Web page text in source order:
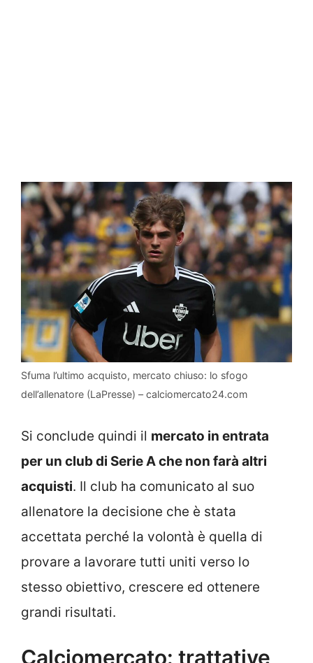
Sfuma l’ultimo acquisto, mercato chiuso: lo sfogo
dell’allenatore (LaPresse) – calciomercato24.com
Si conclude quindi il mercato in entrata
per un club di Serie A che non farà altri
acquisti. Il club ha comunicato al suo
allenatore la decisione che è stata
accettata perché la volontà è quella di
provare a lavorare tutti uniti verso lo
stesso obiettivo, crescere ed ottenere
grandi risultati.
Calciomercato: trattative